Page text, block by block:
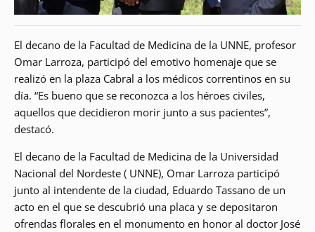
El decano de la Facultad de Medicina de la UNNE, profesor
Omar Larroza, participó del emotivo homenaje que se
realizó en la plaza Cabral a los médicos correntinos en su
día. “Es bueno que se reconozca a los héroes civiles,
aquellos que decidieron morir junto a sus pacientes”,
destacó.
El decano de la Facultad de Medicina de la Universidad
Nacional del Nordeste ( UNNE), Omar Larroza participó
junto al intendente de la ciudad, Eduardo Tassano de un
acto en el que se descubrió una placa y se depositaron
ofrendas florales en el monumento en honor al doctor José